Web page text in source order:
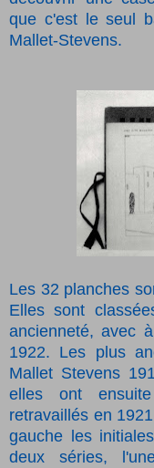
que c'est le seul
Mallet-Stevens.
Les 32 planches
Elles sont
ancienneté, avec
1922. Les plus
Mallet Stevens
elles ont
retravaillés en
gauche les
deux séries,